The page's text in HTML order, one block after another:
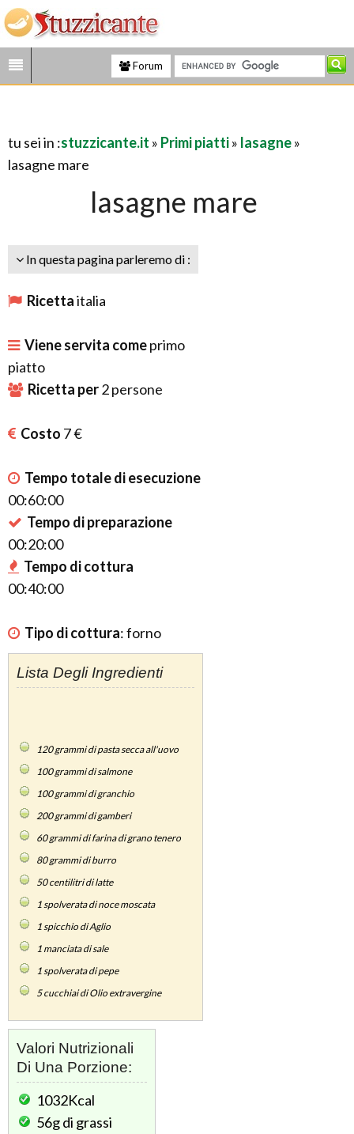
Forum
tu sei in :stuzzicante.it » Primi piatti» lasagne»
lasagne mare
lasagne mare
In questa pagina parleremo di :
Ricettaitalia
Viene servita comeprimo
piatto
Ricetta per2persone
Costo 7 €
Tempo totale di esecuzione
00:60:00
Tempo di preparazione
00:20:00
Tempo di cottura
00:40:00
Tipo di cottura:forno
Lista Degli Ingredienti
120grammi di pasta secca all'uovo
100grammi di salmone
100grammi di granchio
200grammi di gamberi
60grammi di farina di grano tenero
80grammi di burro
50centilitri di latte
1spolverata di noce moscata
1spicchio di Aglio
1 manciata di sale
1spolverata di pepe
5cucchiai di Olio extravergine
Valori Nutrizionali
Di Una Porzione:
1032Kcal
56gdi grassi